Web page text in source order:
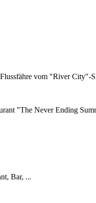
vom "River
"The Never Ending
Bar, ...